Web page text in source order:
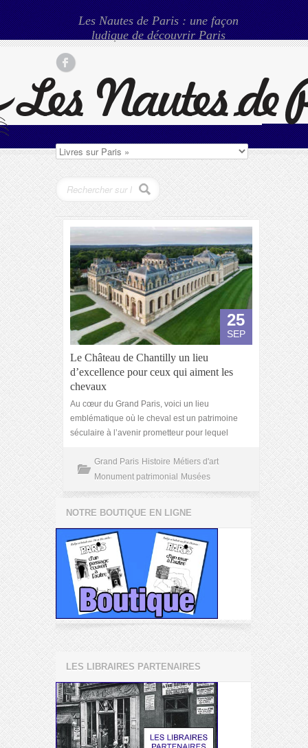
Les Nautes de Paris : une façon
ludique de découvrir Paris
25
SEP
Le Château de Chantilly un lieu
d’excellence pour ceux qui aiment les
chevaux
Au cœur du Grand Paris, voici un lieu
emblématique où le cheval est un patrimoine
séculaire à l’avenir prometteur pour lequel
Grand Paris Histoire Métiers d'art
Monument patrimonial
Musées
NOTRE BOUTIQUE EN LIGNE
LES LIBRAIRES PARTENAIRES